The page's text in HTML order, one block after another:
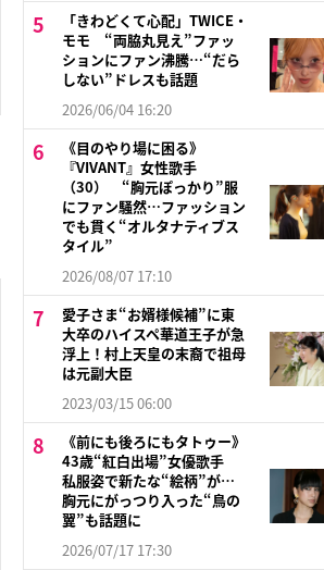
「きわどくて心配」TWICE・
モモ “両脇丸見え”ファッ
ションにファン沸騰…“だら
しない”ドレスも話題
2026/06/04 16:20
《目のやり場に困る》
『VIVANT』女性歌手
（30） “胸元ぽっかり”服
にファン騒然…ファッション
でも貫く“オルタナティブス
タイル”
2026/08/07 17:10
愛子さま“お婿様候補”に東
大卒のハイスペ華道王子が急
浮上！村上天皇の末裔で祖母
は元副大臣
2023/03/15 06:00
《前にも後ろにもタトゥー》
43歳“紅白出場”女優歌手
私服姿で新たな“絵柄”が…
胸元にがっつり入った“鳥の
翼”も話題に
2026/07/17 17:30